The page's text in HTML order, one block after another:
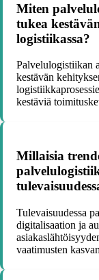
Miten
tukea
logistiikassa?
Palvelulogistiikan
kestävän
kestäviä
Millaisia
Tulevaisuudessa
digitalisaation ja
vaatimusten